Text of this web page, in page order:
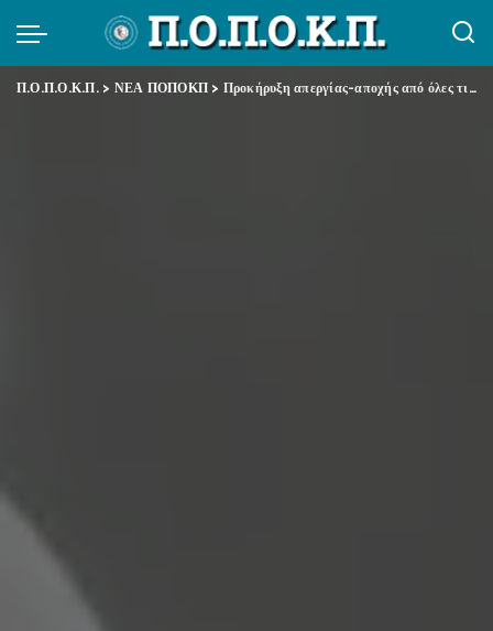
Π.Ο.Π.Ο.Κ.Π.> ΝΕΑ ΠΟΠΟΚΠ > Προκήρυξη απεργίας-αποχής από όλες τις διαδικασίες και όλα τα στάδια της στοχοθεσίας & «αξιολόγησης» του ν. 4940/2022